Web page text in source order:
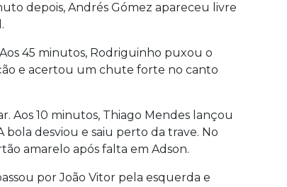
depois, Andrés Gómez apareceu livre
45 minutos, Rodriguinho puxou o
e acertou um chute forte no canto
Aos 10 minutos, Thiago Mendes lançou
desviou e saiu perto da trave. No
amarelo após falta em Adson.
por João Vitor pela esquerda e